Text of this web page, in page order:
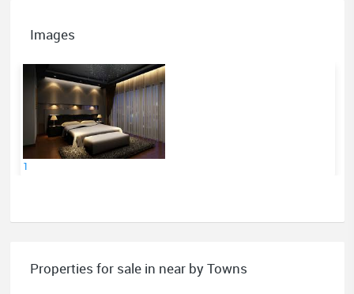
Images
1
Properties for sale in near by Towns